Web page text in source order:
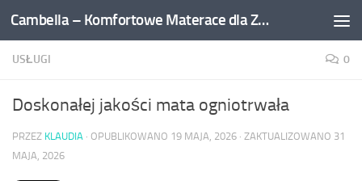
Przejdź do treści Cambella – Komfortowe Materace dla Zdrowego Snu
USŁUGI 0
Doskonałej jakości mata ogniotrwała
PRZEZ KLAUDIA · OPUBLIKOWANO 19 MAJA, 2026 · ZAKTUALIZOWANO 31
MAJA, 2026